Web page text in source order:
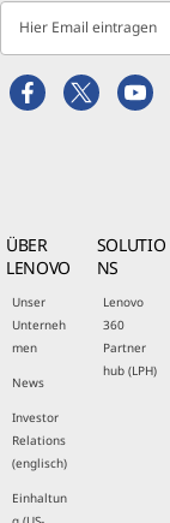
Hier Email eintragen
ÜBER
LENOVO
Unser
Unterneh
men
News
Investor
Relations
(englisch)
Einhaltun
SOLUTIO
NS
Lenovo
360
Partner
hub (LPH)